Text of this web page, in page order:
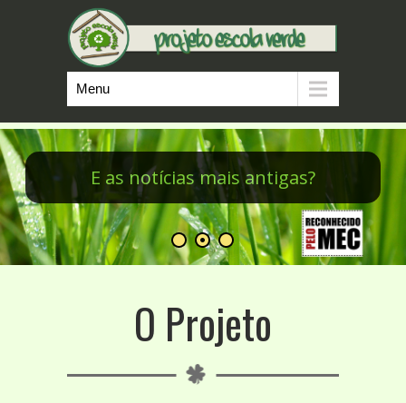
Minicursos do PEV
Menu
O Projeto